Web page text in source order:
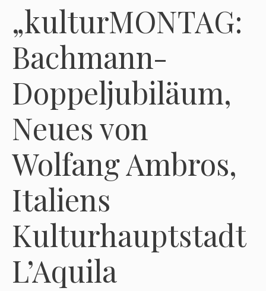
„kulturMONTAG:
Bachmann-
Doppeljubiläum,
Neues von
Wolfang Ambros,
Italiens
Kulturhauptstadt
L’Aquila